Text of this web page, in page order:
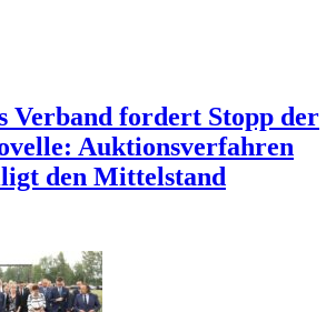
Verband fordert Stopp der
Auktionsverfahren
den Mittelstand